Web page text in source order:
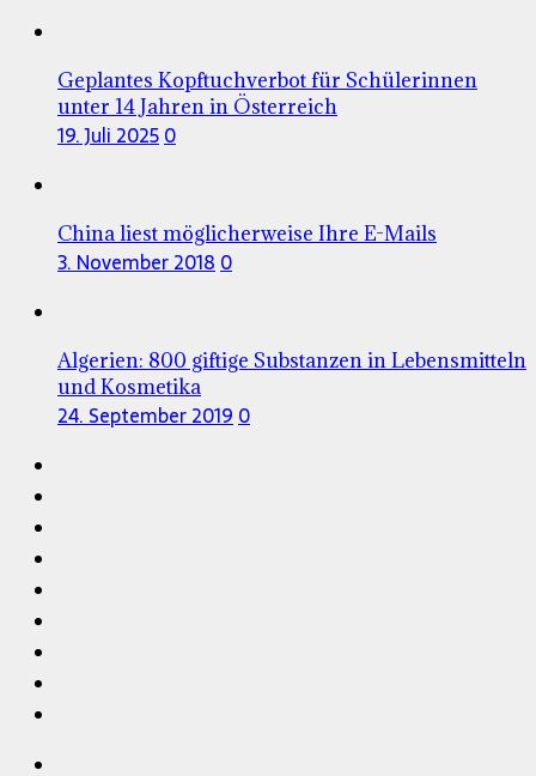
Geplantes Kopftuchverbot für Schülerinnen
unter 14 Jahren in Österreich
19. Juli 20250
China liest möglicherweise Ihre E-Mails
3. November 2018 0
Algerien: 800 giftige Substanzen in Lebensmitteln
und Kosmetika
24. September 2019 0